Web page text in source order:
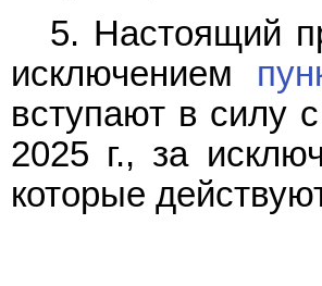
5. Настоящий
исключением
вступают в силу
2025 г., за
которые